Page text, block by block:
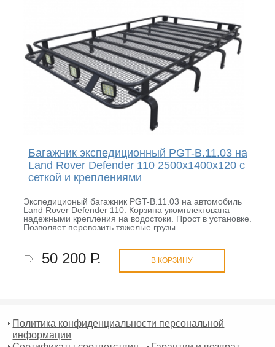
Багажник экспедиционный PGT-B.11.03 на
Land Rover Defender 110 2500x1400x120 с
сеткой и креплениями
Экспедиционый багажник PGT-B.11.03 на автомобиль
Land Rover Defender 110. Корзина укомплектована
надежными крепления на водостоки. Прост в установке.
Позволяет перевозить тяжелые грузы.
50 200 Р. В КОРЗИНУ
Политика конфиденциальности персональной
информации